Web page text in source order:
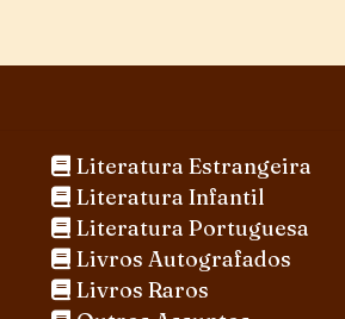
Literatura Estrangeira
Literatura Infantil
Literatura Portuguesa
Livros Autografados
Livros Raros